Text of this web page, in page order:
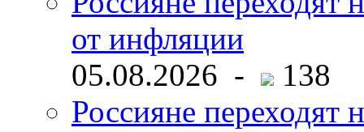
от инфляции
05.08.2026 -
138
Россияне